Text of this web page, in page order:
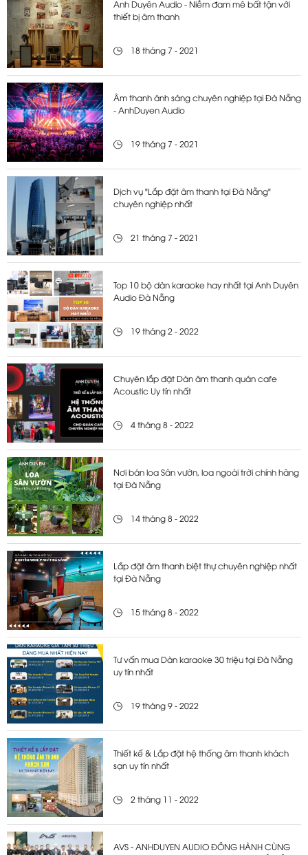
Anh Duyên Audio - Niềm đam mê bất tận với
thiết bị âm thanh
18 tháng 7 - 2021
Âm thanh ánh sáng chuyên nghiệp tại Đà Nẵng
- AnhDuyen Audio
19 tháng 7 - 2021
Dịch vụ "Lắp đặt âm thanh tại Đà Nẵng"
chuyên nghiệp nhất
21 tháng 7 - 2021
Top 10 bộ dàn karaoke hay nhất tại Anh Duyên
Audio Đà Nẵng
19 tháng 2 - 2022
Chuyên lắp đặt Dàn âm thanh quán cafe
Acoustic Uy tín nhất
4 tháng 8 - 2022
Nơi bán loa Sân vườn, loa ngoài trời chính hãng
tại Đà Nẵng
14 tháng 8 - 2022
Lắp đặt âm thanh biệt thự chuyên nghiệp nhất
tại Đà Nẵng
15 tháng 8 - 2022
Tư vấn mua Dàn karaoke 30 triệu tại Đà Nẵng
uy tín nhất
19 tháng 9 - 2022
Thiết kế & Lắp đặt hệ thống âm thanh khách
sạn uy tín nhất
2 tháng 11 - 2022
AVS - ANHDUYEN AUDIO ĐỒNG HÀNH CÙNG